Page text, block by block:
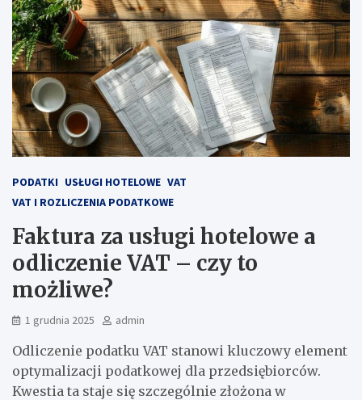
PODATKI USŁUGI HOTELOWE VAT
VAT I ROZLICZENIA PODATKOWE
Faktura za usługi hotelowe a
odliczenie VAT – czy to
możliwe?
1 grudnia 2025 admin
Odliczenie podatku VAT stanowi kluczowy element
optymalizacji podatkowej dla przedsiębiorców.
Kwestia ta staje się szczególnie złożona w